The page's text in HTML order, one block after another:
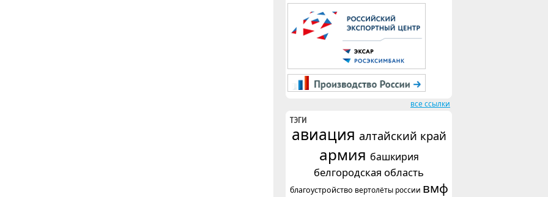
все ссылки
ТЭГИ
авиация алтайский край
армия башкирия
белгородская область
благоустройство вертолёты россии вмф